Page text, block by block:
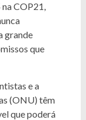
COP21,
grande
que
e a
(ONU) têm
que poderá